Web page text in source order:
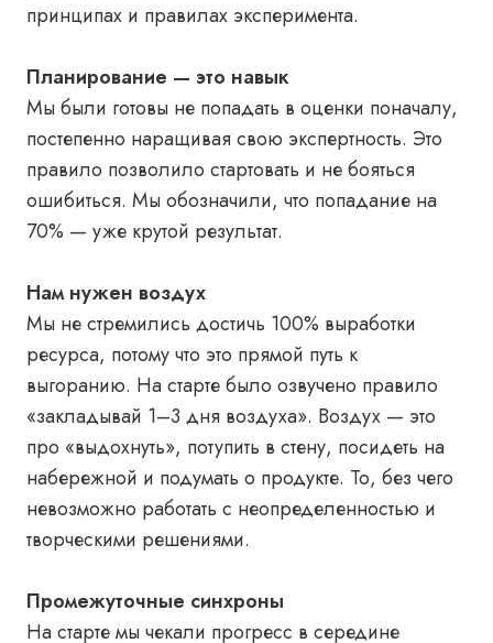
принципах и правилах эксперимента.
Планирование — это навык
Мы были готовы не попадать в оценки поначалу,
постепенно наращивая свою экспертность. Это
правило позволило стартовать и не бояться
ошибиться. Мы обозначили, что попадание на
70% — уже крутой результат.
Нам нужен воздух
Мы не стремились достичь 100% выработки
ресурса, потому что это прямой путь к
выгоранию. На старте было озвучено правило
«закладывай 1–3 дня воздуха». Воздух — это
про «выдохнуть», потупить в стену, посидеть на
набережной и подумать о продукте. То, без чего
невозможно работать с неопределенностью и
творческими решениями.
Промежуточные синхроны
На старте мы чекали прогресс в середине